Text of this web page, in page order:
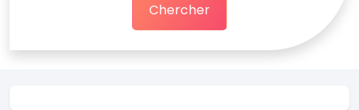
Chercher